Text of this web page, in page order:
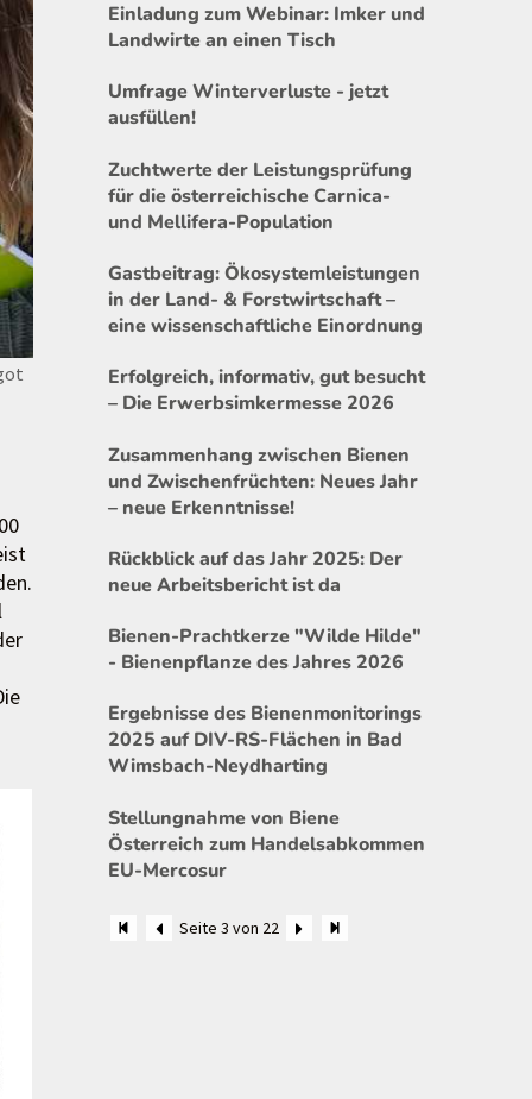
Einladung zum Webinar: Imker und
Landwirte an einen Tisch
Umfrage Winterverluste - jetzt
ausfüllen!
Zuchtwerte der Leistungsprüfung
für die österreichische Carnica-
und Mellifera-Population
Gastbeitrag: Ökosystemleistungen
in der Land- & Forstwirtschaft –
eine wissenschaftliche Einordnung
Erfolgreich, informativ, gut besucht
– Die Erwerbsimkermesse 2026
Zusammenhang zwischen Bienen
und Zwischenfrüchten: Neues Jahr
– neue Erkenntnisse!
Rückblick auf das Jahr 2025: Der
neue Arbeitsbericht ist da
Bienen-Prachtkerze "Wilde Hilde"
- Bienenpflanze des Jahres 2026
Ergebnisse des Bienenmonitorings
2025 auf DIV-RS-Flächen in Bad
Wimsbach-Neydharting
Stellungnahme von Biene
Österreich zum Handelsabkommen
EU-Mercosur
Seite 3 von 22